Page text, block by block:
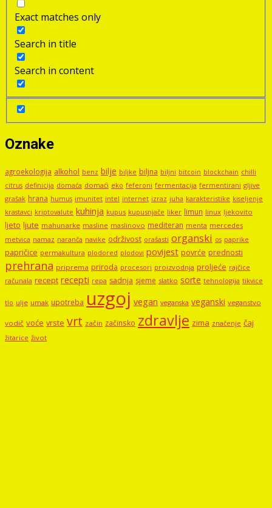
Exact matches only
Search in title
Search in content
Oznake
agroekologija alkohol benz bilje biljke biljna biljni bitcoin blockchain chilli
citrus definicija domaća domaći eko feferoni fermentacija fermentirani gljive
grašak hrana humus imunitet intel internet izraz juha karakteristike kiseljenje
krastavci kriptovalute kuhinja kupus kupusnjače liker limun linux ljekovito
ljeto ljute mahunarke masline maslinovo mediteran menta mercedes
metvica namaz naranča navike održivost orašasti organski os paprike
papričice permakultura plodored plodovi povijest povrće prednosti
prehrana priprema priroda procesori proizvodnja proljeće rajčice
računala recept recepti repa sadnja sjeme slatko sorte tehnologija tikvice
tlo ulje umak upotreba uzgoj vegan veganska veganski veganstvo
vodič voće vrste vrt začin začinsko zdravlje zima značenje čaj
žitarice život